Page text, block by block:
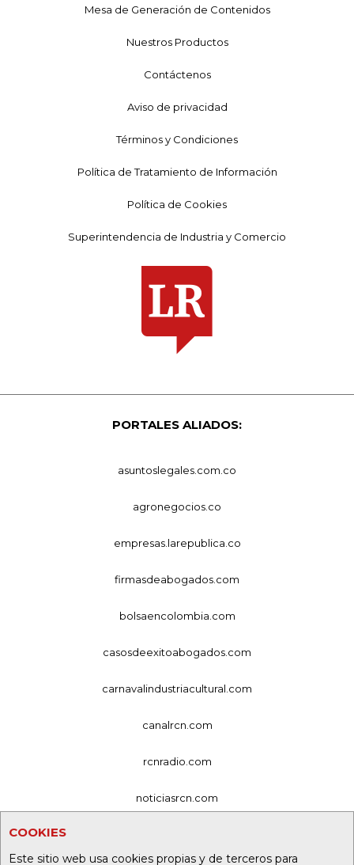
COOKIES
Este sitio web usa cookies propias y de terceros para
Mesa de Generación de Contenidos
Nuestros Productos
Contáctenos
Aviso de privacidad
Términos y Condiciones
Política de Tratamiento de Información
Política de Cookies
Superintendencia de Industria y Comercio
PORTALES ALIADOS:
asuntoslegales.com.co
agronegocios.co
empresas.larepublica.co
firmasdeabogados.com
bolsaencolombia.com
casosdeexitoabogados.com
carnavalindustriacultural.com
canalrcn.com
rcnradio.com
noticiasrcn.com